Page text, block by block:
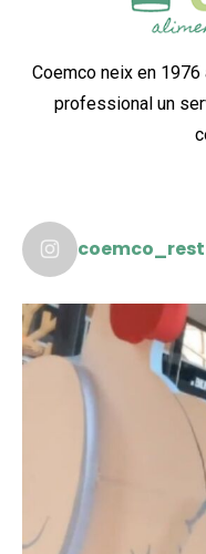
Coemco neix en 1976
professional un
coemco_rest